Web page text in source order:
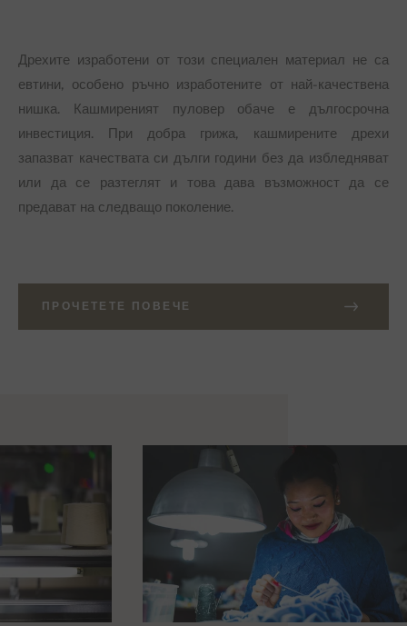
Дрехите изработени от този специален материал не са
евтини, особено ръчно изработените от най-качествена
нишка. Кашмиреният пуловер обаче е дългосрочна
инвестиция. При добра грижа, кашмирените дрехи
запазват качествата си дълги години без да избледняват
или да се разтеглят и това дава възможност да се
предават на следващо поколение.
ПРОЧЕТЕТЕ ПОВЕЧЕ